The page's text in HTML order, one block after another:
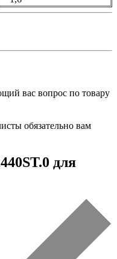
вас вопрос по товару
обязательно вам
для